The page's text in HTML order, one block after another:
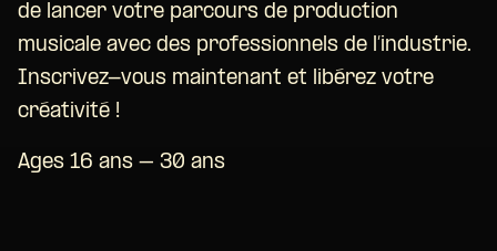
de lancer votre parcours de production
musicale avec des professionnels de l’industrie.
Inscrivez-vous maintenant et libérez votre
créativité !
Ages 16 ans – 30 ans